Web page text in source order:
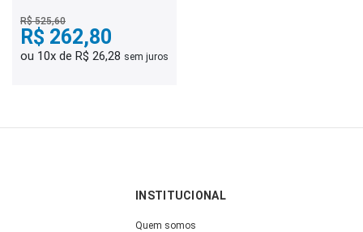
R$ 525,60
R$ 262,80
ou 10x de R$ 26,28 sem juros
INSTITUCIONAL
Quem somos